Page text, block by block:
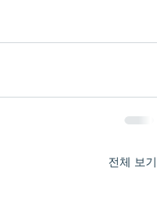
전체 보기